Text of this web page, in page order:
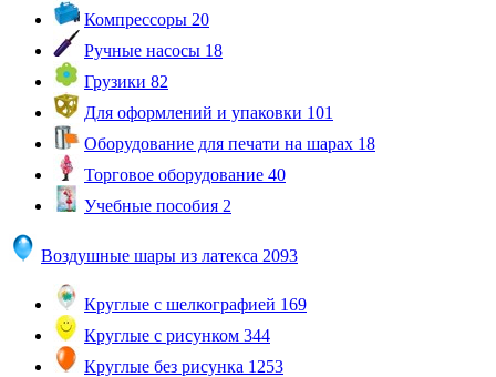
Компрессоры 20
Ручные насосы 18
Грузики 82
Для оформлений и упаковки 101
Оборудование для печати на шарах 18
Торговое оборудование 40
Учебные пособия 2
Воздушные шары из латекса 2093
Круглые с шелкографией 169
Круглые с рисунком 344
Круглые без рисунка 1253